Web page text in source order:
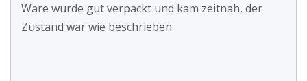
Ware wurde gut verpackt und kam zeitnah, der
Zustand war wie beschrieben